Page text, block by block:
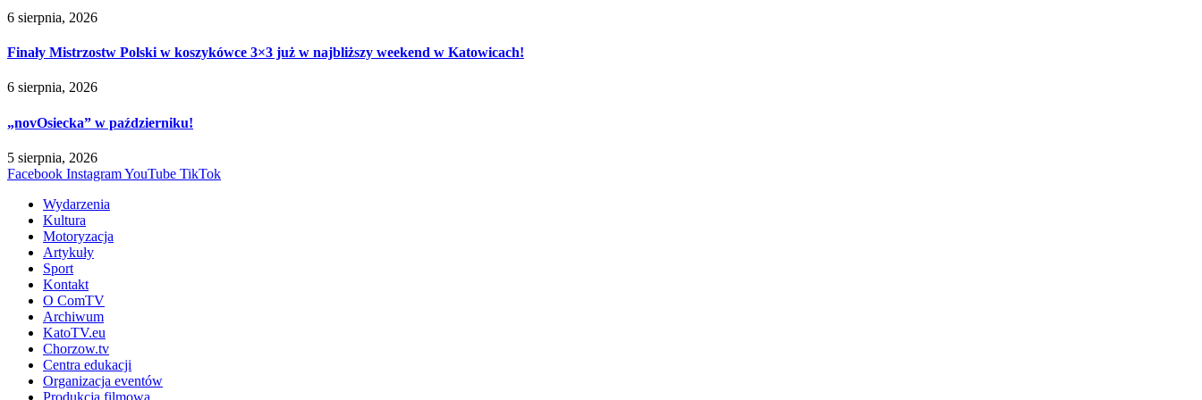
6 sierpnia, 2026
Finały Mistrzostw Polski w koszykówce 3×3 już w najbliższy weekend w Katowicach!
6 sierpnia, 2026
„novOsiecka” w październiku!
5 sierpnia, 2026
Facebook InstagramYouTube TikTok
Wydarzenia
Kultura
Motoryzacja
Artykuły
Sport
Kontakt
O ComTV
Archiwum
KatoTV.eu
Chorzow.tv
Centra edukacji
Organizacja eventów
Produkcja filmowa